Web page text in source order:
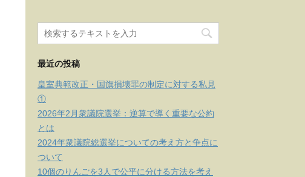
最近の投稿
皇室典範改正・国旗損壊罪の制定に対する私見
①
2026年2月衆議院選挙：逆算で導く重要な公約
とは
2024年衆議院総選挙についての考え方と争点に
ついて
10個のりんごを3人で公平に分ける方法を考え